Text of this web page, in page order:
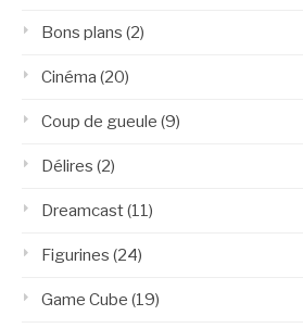
Bons plans (2)
Cinéma (20)
Coup de gueule (9)
Délires (2)
Dreamcast(11)
Figurines (24)
Game Cube (19)